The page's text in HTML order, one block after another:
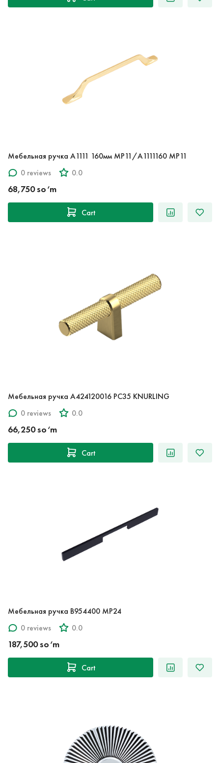
Мебельная ручка A1111 160мм MP11/A1111160 MP11
0 reviews
0.0
68,750 so‘m
Cart
Мебельная ручка A424120016 PC35 KNURLING
0 reviews
0.0
66,250 so‘m
Cart
Мебельная ручка B954400 MP24
0 reviews
0.0
187,500 so‘m
Cart